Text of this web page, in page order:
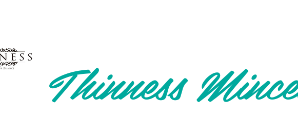
Thinness